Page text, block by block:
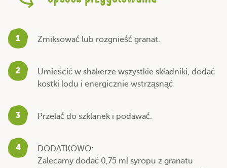
1 Zmiksować lub rozgnieść granat.
2
Umieścić w shakerze wszystkie składniki, dodać
kostki lodu i energicznie wstrząsnąć
3 Przelać do szklanek i podawać.
4
DODATKOWO:
Zalecamy dodać 0,75 ml syropu z granatu